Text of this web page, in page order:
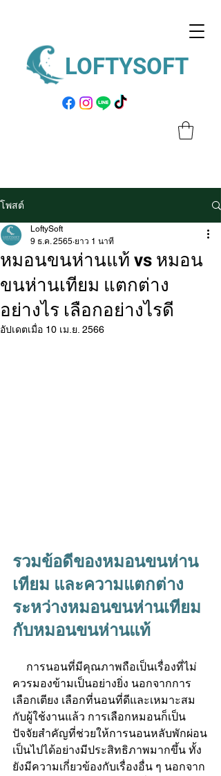
LOFTYSOFT
โพสต์
หมอนขนห่านแท้ vs หมอน
ขนห่านเทียม แตกต่าง
อย่างไร เลือกอย่างไรดี
LoftySoft
9 ธ.ค. 2565 ยาว 1 นาที
อัปเดตเมื่อ 10 เม.ย. 2566
รวมข้อดีของหมอนขนห่าน
เทียม และความแตกต่าง
ระหว่างหมอนขนห่านเทียม
กับหมอนขนห่านแท้
ควรมองข้ามเป็นอย่างยิ่ง นอกจากการ
เลือกเตียง เลือกที่นอนที่ดีและเหมาะสม
กับผู้ใช้งานแล้ว การเลือกหมอนก็เป็น
ปัจจัยสำคัญที่ช่วยให้การนอนหลับพักผ่อน
เป็นไปได้อย่างมีประสิทธิภาพมากขึ้น ทั้ง
ยังมีความเกี่ยวข้องกับเรื่องอื่น ๆ นอกจาก